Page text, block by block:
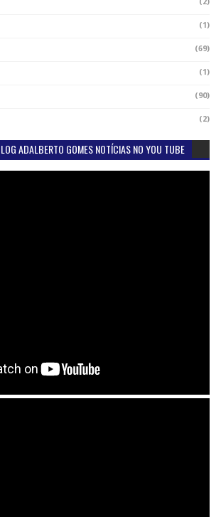
(2)
(1)
(69)
(1)
(90)
(2)
ADALBERTO GOMES NOTÍCIAS NO YOU TUBE